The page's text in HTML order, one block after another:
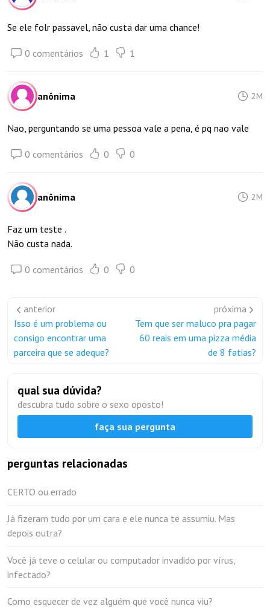
Se ele folr passavel, não custa dar uma chance!
0 comentários 1 1
anônima 2M
Nao, perguntando se uma pessoa vale a pena, é pq nao vale
0 comentários 0 0
anônima 2M
Faz um teste .
Não custa nada.
0 comentários 0 0
anterior
Isso é um problema ou
consigo encontrar uma
parceira que se adeque?
próxima
Tem que ser maluco pra pagar
60 reais em uma pizza média
de 8 fatias?
qual sua dúvida?
descubra tudo sobre o sexo oposto!
faça sua pergunta
perguntas relacionadas
CERTO ou errado
Já fizeram tudo por um cara e ele nunca te assumiu. Mas
depois outra?
Você já teve o celular ou computador invadido por vírus,
infectado?
Como esquecer de vez alguém que você nunca viu?